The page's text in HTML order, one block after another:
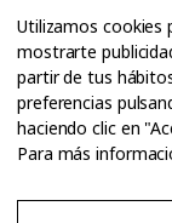
Utilizamos cookies
mostrarte
partir de tus
preferencias
haciendo clic en
Para más